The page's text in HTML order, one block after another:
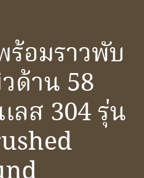
ร้อมราวพับ
ด้าน 58
ลส 304 รุ่น